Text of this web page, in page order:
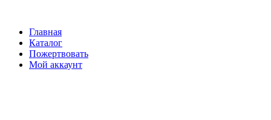
Главная
Каталог
Пожертвовать
Мой аккаунт